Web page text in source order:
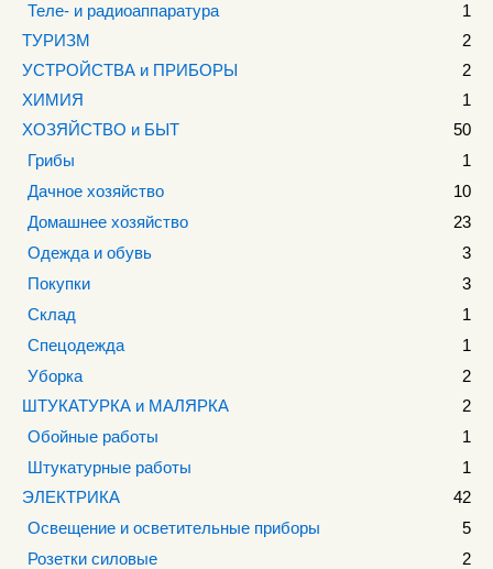
Теле- и радиоаппаратура
1
ТУРИЗМ
2
УСТРОЙСТВА и ПРИБОРЫ
2
ХИМИЯ
1
ХОЗЯЙСТВО и БЫТ
50
Грибы
1
Дачное хозяйство
10
Домашнее хозяйство
23
Одежда и обувь
3
Покупки
3
Склад
1
Спецодежда
1
Уборка
2
ШТУКАТУРКА и МАЛЯРКА
2
Обойные работы
1
Штукатурные работы
1
ЭЛЕКТРИКА
42
Освещение и осветительные приборы
5
Розетки силовые
2